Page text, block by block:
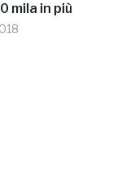
mila in più